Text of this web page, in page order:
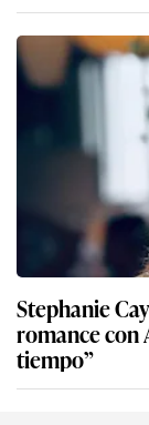
Stephanie
romance con
tiempo”